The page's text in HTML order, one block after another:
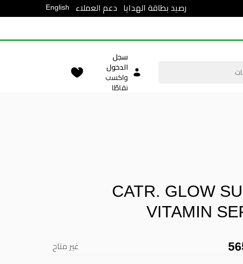
رصيد بطاقة الهدايا دعم العملاء English
سجل
الدخول
واكسب
نقاطًا
CATR. GLOW
VITAMIN
غير متاح